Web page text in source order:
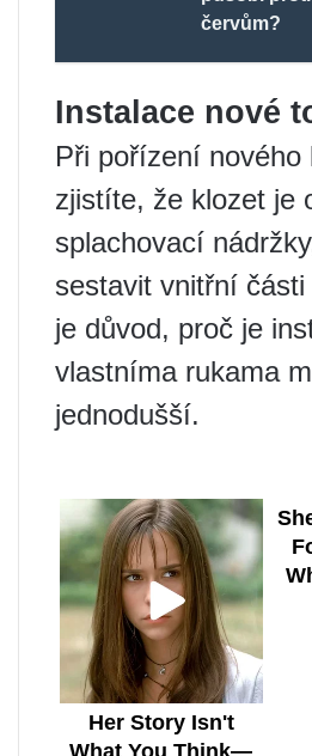
červům?
Instalace nové
Při pořízení nového
zjistíte, že klozet je
splachovací
sestavit vnitřní části
je důvod, proč je
vlastníma rukama
jednodušší.